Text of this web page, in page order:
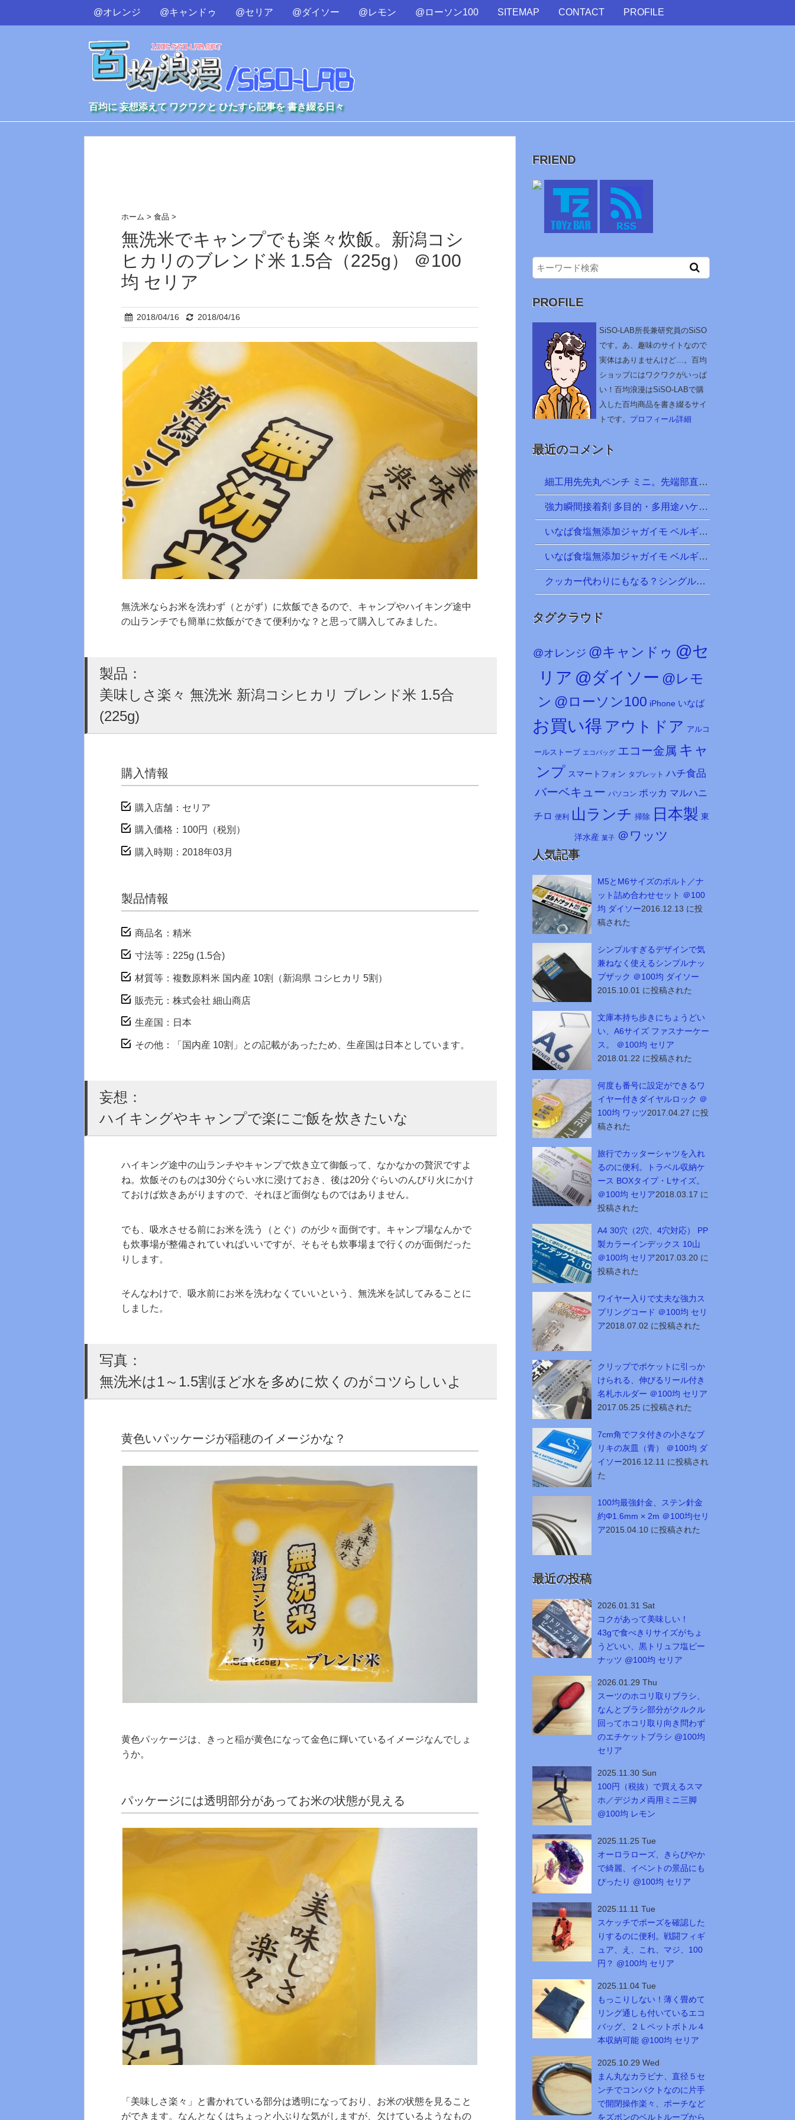
@オレンジ @キャンドゥ @セリア @ダイソー @レモン @ローソン100 SITEMAP CONTACT PROFILE
百均に 妄想添えて ワクワクと ひたすら記事を 書き綴る日々
ホーム > 食品 >
無洗米でキャンプでも楽々炊飯。新潟コシ
ヒカリのブレンド米 1.5合（225g） ＠100
均 セリア
2018/04/16 2018/04/16
無洗米ならお米を洗わず（とがず）に炊飯できるので、キャンプやハイキング途中
の山ランチでも簡単に炊飯ができて便利かな？と思って購入してみました。
製品：
美味しさ楽々 無洗米 新潟コシヒカリ ブレンド米 1.5合
(225g)
購入情報
購入店舗：セリア
購入価格：100円（税別）
購入時期：2018年03月
製品情報
商品名：精米
寸法等：225g (1.5合)
材質等：複数原料米 国内産 10割（新潟県 コシヒカリ 5割）
販売元：株式会社 細山商店
生産国：日本
その他：「国内産 10割」との記載があったため、生産国は日本としています。
妄想：
ハイキングやキャンプで楽にご飯を炊きたいな
ハイキング途中の山ランチやキャンプで炊き立て御飯って、なかなかの贅沢ですよ
ね。炊飯そのものは30分ぐらい水に浸けておき、後は20分ぐらいのんびり火にかけ
ておけば炊きあがりますので、それほど面倒なものではありません。
でも、吸水させる前にお米を洗う（とぐ）のが少々面倒です。キャンプ場なんかで
も炊事場が整備されていればいいですが、そもそも炊事場まで行くのが面倒だった
りします。
そんなわけで、吸水前にお米を洗わなくていいという、無洗米を試してみることに
しました。
写真：
無洗米は1～1.5割ほど水を多めに炊くのがコツらしいよ
黄色いパッケージが稲穂のイメージかな？
黄色パッケージは、きっと稲が黄色になって金色に輝いているイメージなんでしょ
うか。
パッケージには透明部分があってお米の状態が見える
「美味しさ楽々」と書かれている部分は透明になっており、お米の状態を見ること
ができます。なんとなくはちょっと小ぶりな気がしますが、欠けているようなもの
FRIEND
PROFILE
SiSO-LAB所長兼研究員のSiSO
です。あ、趣味のサイトなので
実体はありませんけど…。百均
ショップにはワクワクがいっぱ
い！百均浪漫はSiSO-LABで購
入した百均商品を書き綴るサイ
トです。 プロフィール詳細
最近のコメント
細工用先先丸ペンチ ミニ。先端部直径は約1.6mm。釣り仕掛け天秤など針金細工に便利かな？ ＠100均 ダイソー
強力瞬間接着剤 多目的・多用途ハケ付 ＠100均 ダイソー
いなば食塩無添加ジャガイモ ベルギー産 ＠100均 キャンドゥ
いなば食塩無添加ジャガイモ ベルギー産 ＠100均 キャンドゥ
クッカー代わりにもなる？シングル450ml（実は500ml）ステンレス製マグカップ、ホルダー付き！ ＠100均ダイソー
タグクラウド
@オレンジ @キャンドゥ @セ
リア @ダイソー @レモ
ン @ローソン100 iPhone いなば
お買い得 アウトドア アルコ
ールストーブ エコバッグ エコー金属 キャ
ンプ スマートフォン タブレット ハチ食品
バーベキュー パソコン ポッカ マルハニ
チロ 便利 山ランチ 掃除 日本製 東
洋水産 菓子 ＠ワッツ
人気記事
M5とM6サイズのボルト／ナ
ット詰め合わせセット ＠100
均 ダイソー2016.12.13 に投
稿された
シンプルすぎるデザインで気
兼ねなく使えるシンプルナッ
プザック ＠100均 ダイソー
2015.10.01 に投稿された
文庫本持ち歩きにちょうどい
い、A6サイズ ファスナーケー
ス。 ＠100均 セリア
2018.01.22 に投稿された
何度も番号に設定ができるワ
イヤー付きダイヤルロック ＠
100均 ワッツ2017.04.27 に投
稿された
旅行でカッターシャツを入れ
るのに便利。トラベル収納ケ
ース BOXタイプ・Lサイズ。
＠100均 セリア2018.03.17 に
投稿された
A4 30穴（2穴、4穴対応） PP
製カラーインデックス 10山
＠100均 セリア2017.03.20 に
投稿された
ワイヤー入りで丈夫な強力ス
プリングコード ＠100均 セリ
ア2018.07.02 に投稿された
クリップでポケットに引っか
けられる、伸びるリール付き
名札ホルダー ＠100均 セリア
2017.05.25 に投稿された
7cm角でフタ付きの小さなブ
リキの灰皿（青） ＠100均 ダ
イソー2016.12.11 に投稿され
た
100均最強針金、ステン針金
約Φ1.6mm × 2m ＠100均セリ
ア2015.04.10 に投稿された
最近の投稿
2026.01.31 Sat
コクがあって美味しい！
43gで食べきりサイズがちょ
うどいい、黒トリュフ塩ピー
ナッツ @100均 セリア
2026.01.29 Thu
スーツのホコリ取りブラシ、
なんとブラシ部分がクルクル
回ってホコリ取り向き問わず
のエチケットブラシ @100均
セリア
2025.11.30 Sun
100円（税抜）で買えるスマ
ホ／デジカメ両用ミニ三脚
@100均 レモン
2025.11.25 Tue
オーロラローズ、きらびやか
で綺麗、イベントの景品にも
ぴったり @100均 セリア
2025.11.11 Tue
スケッチでポーズを確認した
りするのに便利。戦闘フィギ
ュア、え、これ、マジ、100
円？ @100均 セリア
2025.11.04 Tue
もっこりしない！薄く畳めて
リング通しも付いているエコ
バッグ、２Ｌペットボトル４
本収納可能 @100均 セリア
2025.10.29 Wed
まん丸なカラビナ、直径５セ
ンチでコンパクトなのに片手
で開閉操作楽々、ポーチなど
をズボンのベルトループから